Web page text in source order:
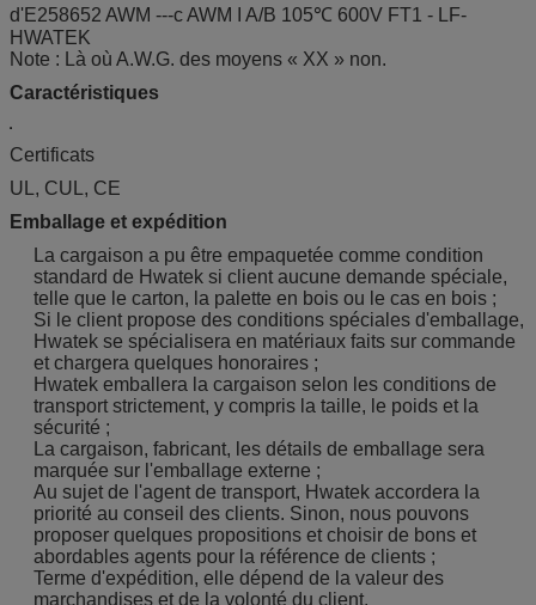
d'E258652 AWM ---c AWM I A/B 105℃ 600V FT1 - LF-
HWATEK
Note : Là où A.W.G. des moyens « XX » non.
Caractéristiques
Certificats
UL, CUL, CE
Emballage et expédition
La cargaison a pu être empaquetée comme condition
standard de Hwatek si client aucune demande spéciale,
telle que le carton, la palette en bois ou le cas en bois ;
Si le client propose des conditions spéciales d'emballage,
Hwatek se spécialisera en matériaux faits sur commande
et chargera quelques honoraires ;
Hwatek emballera la cargaison selon les conditions de
transport strictement, y compris la taille, le poids et la
sécurité ;
La cargaison, fabricant, les détails de emballage sera
marquée sur l'emballage externe ;
Au sujet de l'agent de transport, Hwatek accordera la
priorité au conseil des clients. Sinon, nous pouvons
proposer quelques propositions et choisir de bons et
abordables agents pour la référence de clients ;
Terme d'expédition, elle dépend de la valeur des
marchandises et de la volonté du client.